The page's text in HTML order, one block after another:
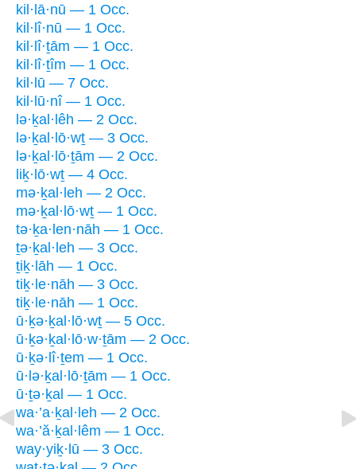
kil·lā·nū — 1 Occ.
kil·lî·nū — 1 Occ.
kil·lî·ṯām — 1 Occ.
kil·lî·ṯîm — 1 Occ.
kil·lū — 7 Occ.
kil·lū·nî — 1 Occ.
lə·ḵal·lêh — 2 Occ.
lə·ḵal·lō·wṯ — 3 Occ.
lə·ḵal·lō·ṯām — 2 Occ.
liḵ·lō·wṯ — 4 Occ.
mə·ḵal·leh — 2 Occ.
mə·ḵal·lō·wṯ — 1 Occ.
tə·ḵa·len·nāh — 1 Occ.
ṯə·ḵal·leh — 3 Occ.
ṯiḵ·lāh — 1 Occ.
tiḵ·le·nāh — 3 Occ.
tiḵ·le·nāh — 1 Occ.
ū·ḵə·ḵal·lō·wṯ — 5 Occ.
ū·ḵə·ḵal·lō·w·ṯām — 2 Occ.
ū·ḵə·lî·ṯem — 1 Occ.
ū·lə·ḵal·lō·ṯām — 1 Occ.
ū·ṯə·ḵal — 1 Occ.
wa·’a·ḵal·leh — 2 Occ.
wa·’ă·ḵal·lêm — 1 Occ.
way·yiḵ·lū — 3 Occ.